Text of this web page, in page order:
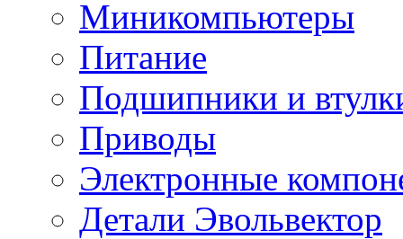
Миникомпьютеры
Питание
Подшипники и
Приводы
Электронные
Детали Эвольвектор